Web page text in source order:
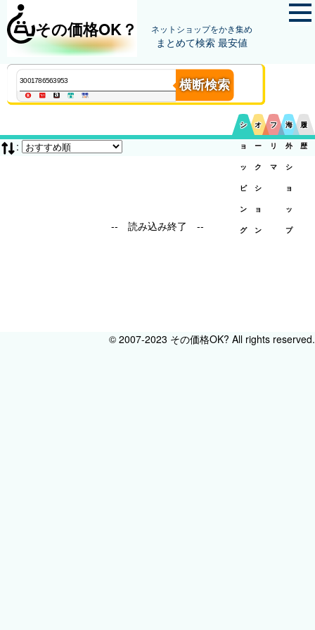
その価格OK？ ネットショップをかき集め
まとめて検索 最安値
横断検索
シ
ョ
ッ
ピ
ン
グ
オ
ー
ク
シ
ョ
ン
フ
リ
マ
海
外
シ
ョ
ッ
プ
履
歴
:
-- 読み込み終了 --
© 2007-2023 その価格OK? All rights reserved.